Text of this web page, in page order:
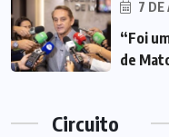
7 DE
“Foi
de
Circuito